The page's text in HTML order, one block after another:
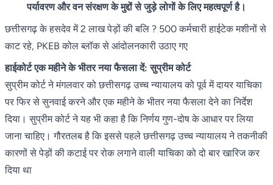
पर्यावरण और वन संरक्षण के मुद्दों से जुड़े लोगों के लिए महत्वपूर्ण है।
छत्तीसगढ़ के हसदेव में 2 लाख पेड़ों की बलि ? 500 कर्मचारी हाईटेक मशीनों से
काट रहे, PKEB कोल ब्लॉक से आंदोलनकारी उठाए गए
हाईकोर्ट एक महीने के भीतर नया फैसला दें: सुप्रीम कोर्ट
सुप्रीम कोर्ट ने मंगलवार को छत्तीसगढ़ उच्च न्यायालय को पूर्व में दायर याचिका
पर फिर से सुनवाई करने और एक महीने के भीतर नया फैसला देने का निर्देश
दिया। सुप्रीम कोर्ट ने यह भी कहा है कि निर्णय गुण-दोष के आधार पर लिया
जाना चाहिए। गौरतलब है कि इससे पहले छत्तीसगढ़ उच्च न्यायालय ने तकनीकी
कारणों से पेड़ों की कटाई पर रोक लगाने वाली याचिका को दो बार खारिज कर
दिया था